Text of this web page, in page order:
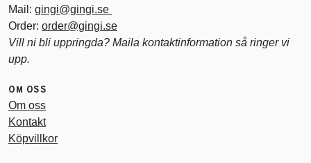
Mail: gingi@gingi.se
Order: order@gingi.se
Vill ni bli uppringda? Maila kontaktinformation så ringer vi
upp.
OM OSS
Om oss
Kontakt
Köpvillkor